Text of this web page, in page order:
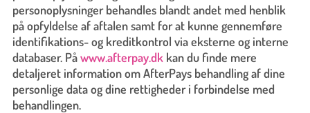
personoplysninger behandles blandt andet med henblik
på opfyldelse af aftalen samt for at kunne gennemføre
identifikations- og kreditkontrol via eksterne og interne
databaser. Påwww.afterpay.dk kan du finde mere
detaljeret information om AfterPays behandling af dine
personlige data og dine rettigheder i forbindelse med
behandlingen.